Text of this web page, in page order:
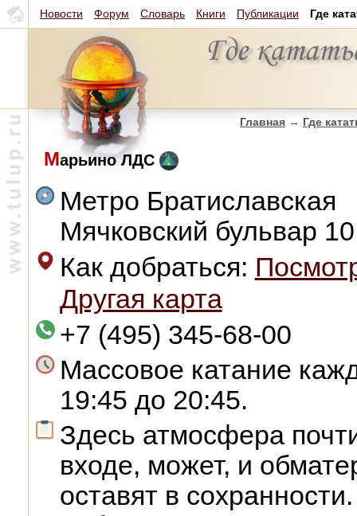
Новости Форум Словарь Книги Публикации Где
Главная → Где
Марьино ЛДС
Метро Братиславская
Мячковский бульвар
Как добраться:
Другая карта
+7 (495) 345-68-00
Массовое катание
19:45 до 20:45.
Здесь атмосфера
входе, может, и
оставят в